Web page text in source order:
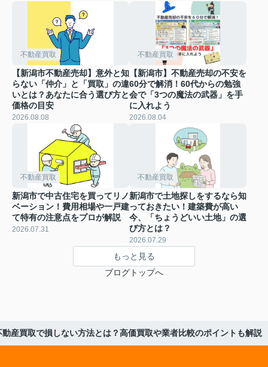
不動産買取
【新潟市不動産売却】意外と知
らない「仲介」と「買取」の違
いとは？あなたに合う選び方と
価格の目安
2026.08.08
不動産買取
【新潟市】不動産売却の不安を
60分で解消！60代からの勉強
会で「3つの魔法の武器」を手
に入れよう
2026.08.04
不動産買取
新潟市で中古住宅を買ってリノ
ベーション！費用相場や一戸建
て特有の注意点をプロが解説
2026.07.31
不動産買取
新潟市で土地探しをするなら知
っておきたい！建築費が高い
今、「ちょうどいい土地」の選
び方とは？
2026.07.29
もっと見る
ブログトップへ
動産買取で損しない方法とは？高価買取や業者比較のポイントも解説